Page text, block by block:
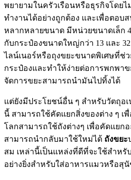
พยายามในครัวเรือนหรือธุรกิจโดยไ
ทำงานได้อย่างถูกต้อง และเพื่อตอบ
หลากหลายขนาด มีหน่วยขนาดเล็ก
กับกระป๋องขนาดใหญ่กว่า 13 และ
ไลน์เนอร์หรือถุงขยะขนาดพิเศษที่ช่
กระป๋องและทำให้ง่ายต่อการพกพา
จัดการขยะสามารถนำมันไปทิ้งได้
แต่ยังมีประโยชน์อื่น ๆ สำหรับวัตถุอเ
นี้ สามารถใช้คัดแยกสิ่งของต่าง ๆ เ
โลกสามารถใช้ถังต่างๆ เพื่อคัดแยก
สามารถนำกลับมาใช้ใหม่ได้ ถังขยะ
สม เหล่านี้เป็นแหล่งที่ดีที่จะใช้สำหรั
อย่างยิ่งสำหรับใส่อาหารแมวหรือสุ